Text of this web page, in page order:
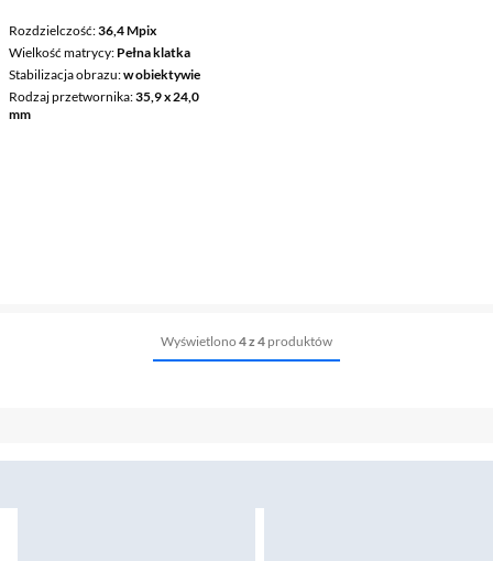
Rozdzielczość 36,4 Mpix
Wielkość matrycy Pełna klatka
Stabilizacja obrazu w obiektywie
Rodzaj przetwornika 35,9 x 24,0
mm
Wyświetlono 4 z 4 produktów